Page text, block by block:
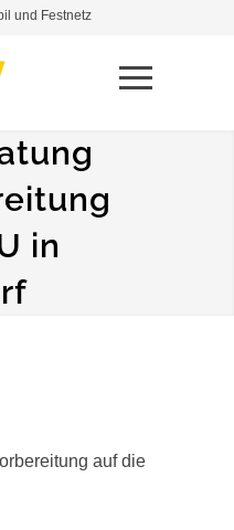
in
auf die
und Festnetz